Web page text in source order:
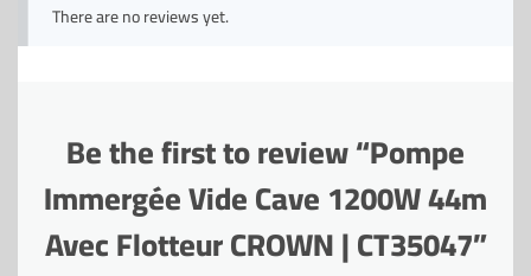
There are no reviews yet.
Be the first to review “Pompe
Immergée Vide Cave 1200W 44m
Avec Flotteur CROWN | CT35047”